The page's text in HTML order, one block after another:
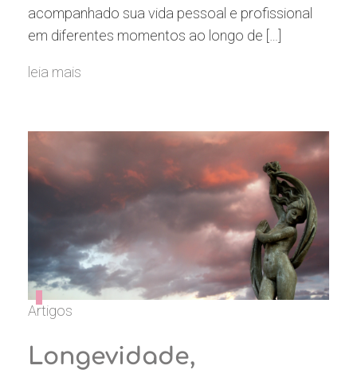
acompanhado sua vida pessoal e profissional
em diferentes momentos ao longo de […]
leia mais
Artigos
Longevidade,